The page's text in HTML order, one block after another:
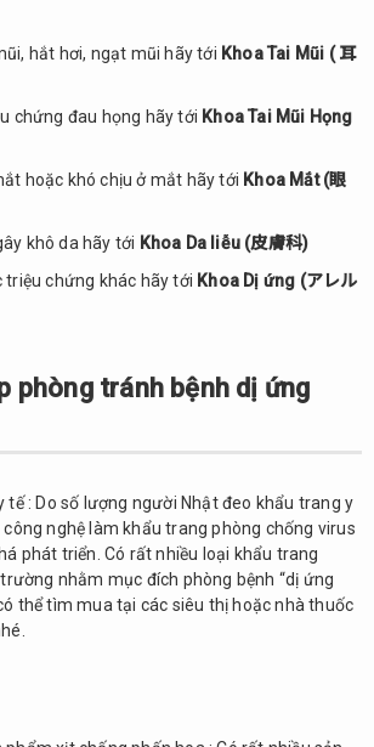
hắt hơi, ngạt mũi hãy tới Khoa Tai Mũi ( 耳
chứng đau họng hãy tới Khoa Tai Mũi Họng
hoặc khó chịu ở mắt hãy tới Khoa Mắt (眼
khô da hãy tới
Khoa Da liễu (皮膚科)
triệu chứng khác hãy tới Khoa Dị ứng (アレル
phòng tránh bệnh dị ứng
tế : Do số lượng người Nhật đeo khẩu trang y
công nghệ làm khẩu trang phòng chống virus
phát triển. Có rất nhiều loại khẩu trang
nhằm mục đích phòng bệnh “dị ứng
thể tìm mua tại các siêu thị hoặc nhà thuốc